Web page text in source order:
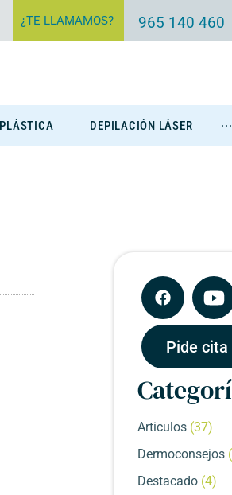
¿TE LLAMAMOS? 965 140 460
DEPILACIÓN LÁSER ···
Pide cita
Articulos (37)
Dermoconsejos
Destacado (4)